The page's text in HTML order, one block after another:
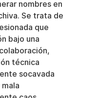
nombres en
Se trata de
que
bajo una
técnica
socavada